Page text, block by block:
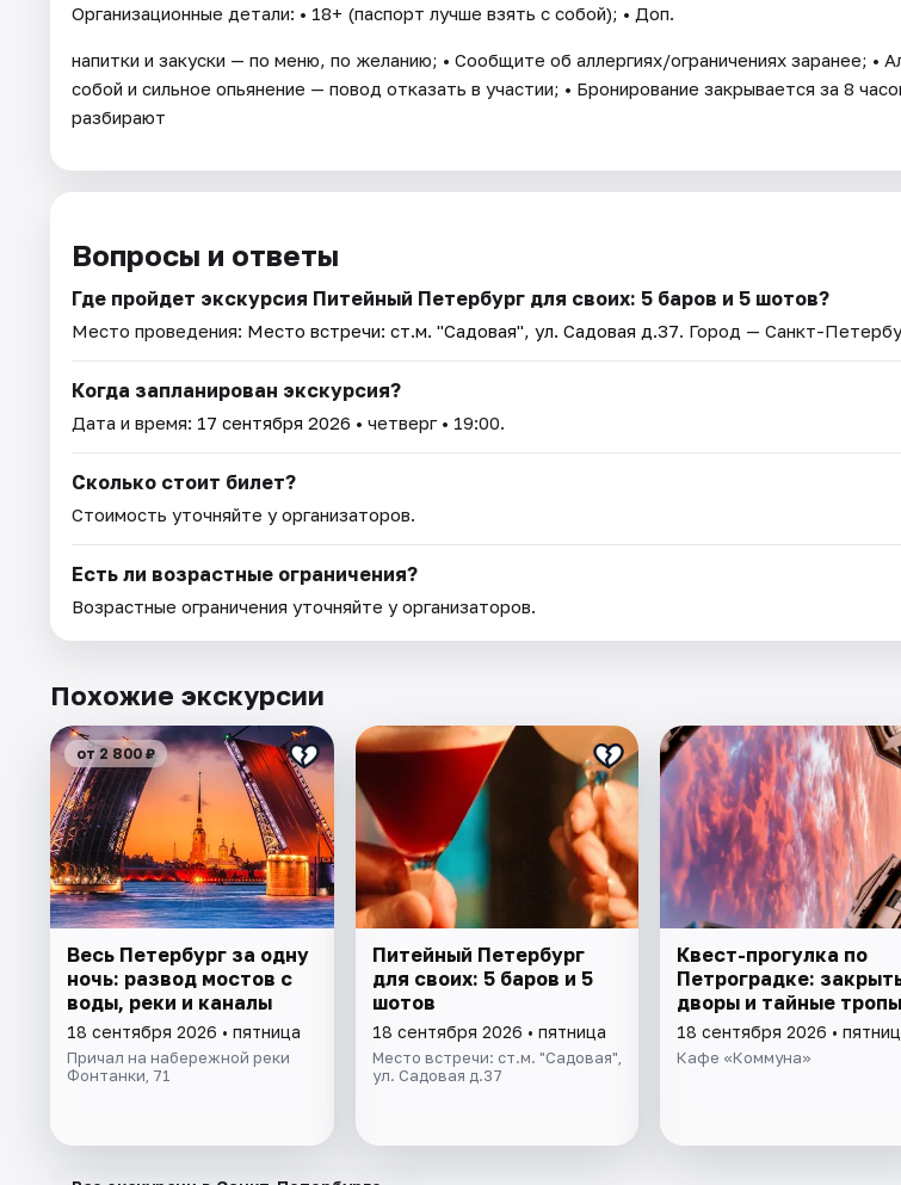
Организационные детали: • 18+ (паспорт лучше взять с собой); • Доп.
напитки и закуски — по меню, по желанию; • Сообщите об аллергиях/ограничениях заранее; •
собой и сильное опьянение — повод отказать в участии; • Бронирование закрывается за 8
разбирают
Вопросы и ответы
Где пройдет экскурсия Питейный Петербург для своих: 5 баров и 5 шотов?
Место проведения: Место встречи: ст.м. "Садовая", ул. Садовая д.37. Город — Санкт-
Когда запланирован экскурсия?
Дата и время: 17 сентября 2026 • четверг • 19:00.
Сколько стоит билет?
Стоимость уточняйте у организаторов.
Есть ли возрастные ограничения?
Возрастные ограничения уточняйте у организаторов.
Похожие экскурсии
от 2 800 ₽
Весь Петербург за одну
ночь: развод мостов с
воды, реки и каналы
18 сентября 2026 • пятница
Причал на набережной реки
Фонтанки, 71
Питейный Петербург
для своих: 5 баров и 5
шотов
18 сентября 2026 • пятница
Место встречи: ст.м. "Садовая",
ул. Садовая д.37
Квест-прогулка по
Петроградке:
дворы и тайные тропы
18 сентября 2026 •
Кафе «Коммуна»